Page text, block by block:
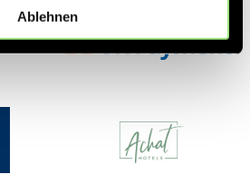
Ablehnen